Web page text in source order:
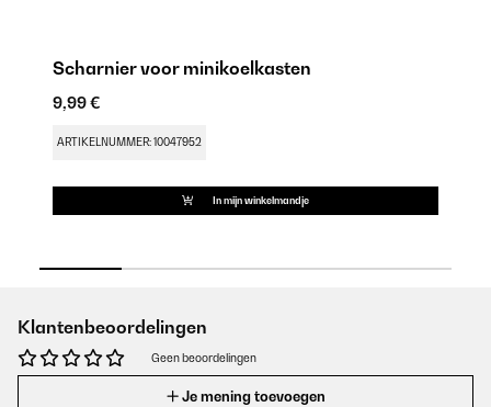
Scharnier voor minikoelkasten
9,99 €
ARTIKELNUMMER: 10047952
In mijn winkelmandje
Klantenbeoordelingen
Geen beoordelingen
Je mening toevoegen